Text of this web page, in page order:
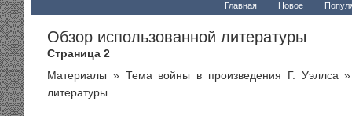
Главная Новое
Обзор использованной литературы
Страница 2
Материалы » Тема войны в произведения Г. Уэллса»
литературы